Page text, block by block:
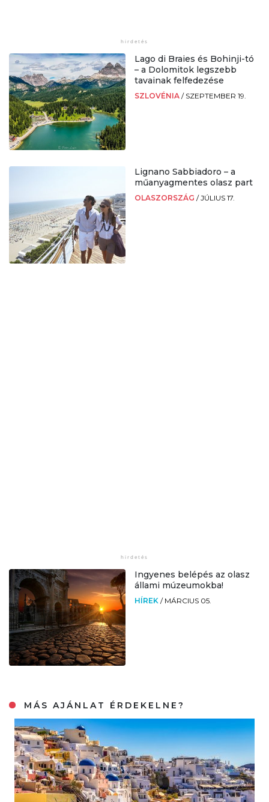
Lago di Braies és Bohinji-tó
– a Dolomitok legszebb
tavainak felfedezése
SZLOVÉNIA / SZEPTEMBER 19.
Lignano Sabbiadoro – a
műanyagmentes olasz part
OLASZORSZÁG /JÚLIUS 17.
Ingyenes belépés az olasz
állami múzeumokba!
HÍREK / MÁRCIUS 05.
MÁS AJÁNLAT ÉRDEKELNE?